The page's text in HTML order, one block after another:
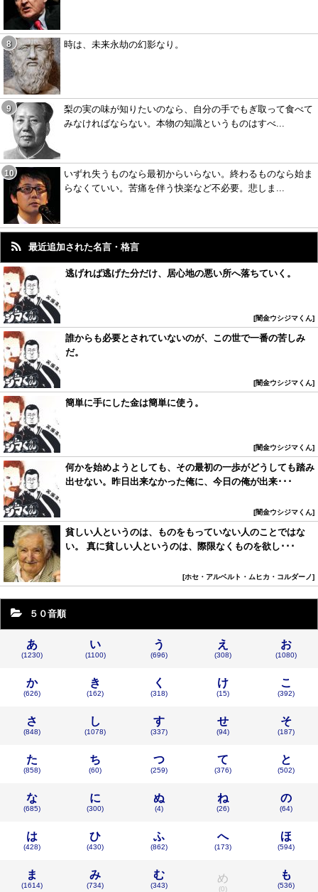
時は、未来永劫の幻影なり。
梨の実の味が知りたいのなら、自分の手でもぎ取って食べて
みなければならない。本物の知識というものはすべ...
いずれ失うものなら最初からいらない。終わるものなら始ま
らなくていい。苦痛を伴う快楽など不必要。悲しま...
最近追加された名言・格言
逃げれば逃げた分だけ、居心地の悪い所へ落ちていく。
闇金ウシジマくん
誰からも必要とされていないのが、この世で一番の苦しみ
だ。
闇金ウシジマくん
簡単に手にした金は簡単に使う。
闇金ウシジマくん
何かを始めようとしても、その最初の一歩がどうしても踏み
出せない。昨日出来なかった俺に、今日の俺が出来･･･
闇金ウシジマくん
貧しい人というのは、ものをもっていない人のことではな
い。 真に貧しい人というのは、際限なくものを欲し･･･
ホセ・アルベルト・ムヒカ・コルダーノ
５０音順
あ
(1230)
い
(1100)
う
(696)
え
(308)
お
(1080)
か
(626)
き
(162)
く
(318)
け
(15)
こ
(392)
さ
(848)
し
(1078)
す
(337)
せ
(94)
そ
(187)
た
(858)
ち
(60)
つ
(259)
て
(376)
と
(502)
な
(685)
に
(300)
ぬ
(4)
ね
(26)
の
(64)
は
(428)
ひ
(430)
ふ
(862)
へ
(173)
ほ
(594)
ま
(1614)
み
(734)
む
(343)
め
(0)
も
(536)